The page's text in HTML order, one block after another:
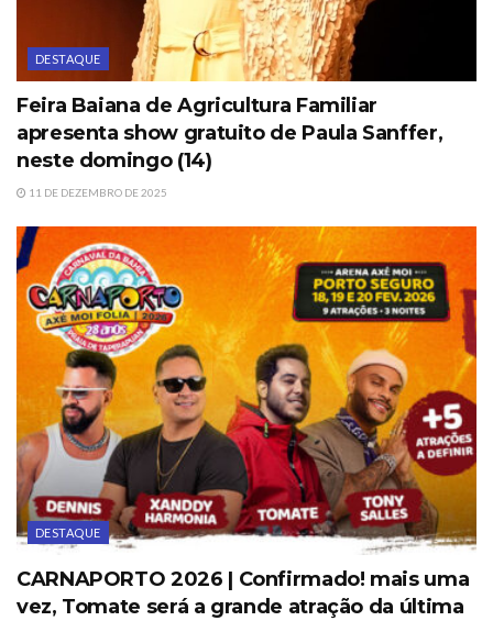
DESTAQUE
Feira Baiana de Agricultura Familiar
apresenta show gratuito de Paula Sanffer,
neste domingo (14)
11 DE DEZEMBRO DE 2025
DESTAQUE
CARNAPORTO 2026 | Confirmado! mais uma
vez, Tomate será a grande atração da última